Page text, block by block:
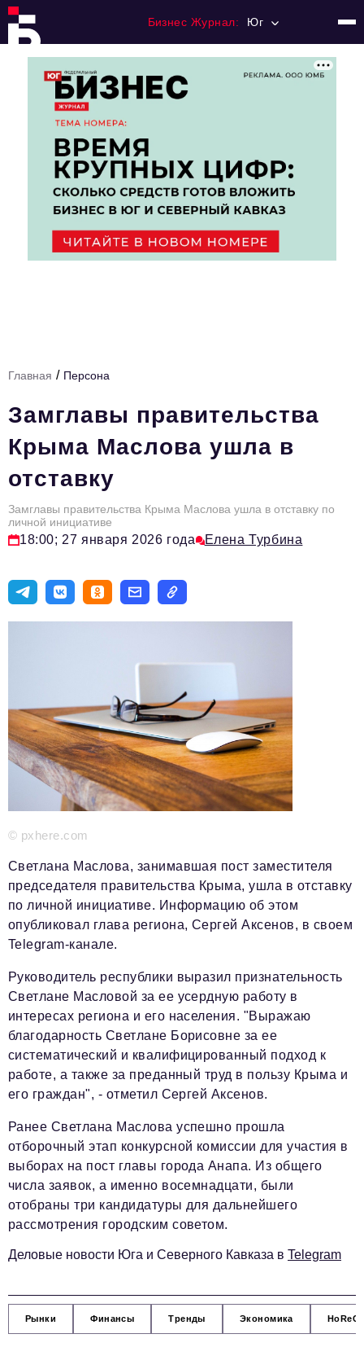
Бизнес Журнал: Юг
Франчайзинг
Номера журнала
Категории:
Финансы
Цитаты
Аналитика
Главное
Интервью
Сделано в России
Точки роста
Управление
Красота и здоровье
Энергетика
Технологии
Политика
Промышленность
Общество
Транспорт
Ритейл
Телеком
Социальная сфера
ЖКХ
Образование
Новости компании
Фоторепортажи
Авторские материалы
Телефон редакции:+7 495 727-01-67
Главная / Персона
Замглавы правительства
Крыма Маслова ушла в
отставку
Замглавы правительства Крыма Маслова ушла в отставку по
личной инициативе
18:00; 27 января 2026 года Елена Турбина
© pxhere.com
Светлана Маслова, занимавшая пост заместителя
председателя правительства Крыма, ушла в отставку
по личной инициативе. Информацию об этом
опубликовал глава региона, Сергей Аксенов, в своем
Telegram-канале.
Руководитель республики выразил признательность
Светлане Масловой за ее усердную работу в
интересах региона и его населения. "Выражаю
благодарность Светлане Борисовне за ее
систематический и квалифицированный подход к
работе, а также за преданный труд в пользу Крыма и
его граждан", - отметил Сергей Аксенов.
Ранее Светлана Маслова успешно прошла
отборочный этап конкурсной комиссии для участия в
выборах на пост главы города Анапа. Из общего
числа заявок, а именно восемнадцати, были
отобраны три кандидатуры для дальнейшего
рассмотрения городским советом.
Деловые новости Юга и Северного Кавказа в Telegram
Рынки Финансы Тренды Экономика HoReCa